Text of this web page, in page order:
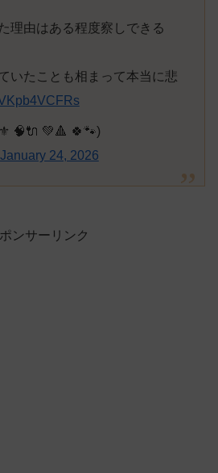
理由はある程度察しできる
いたことも相まって本当に悲
🧠🔌 💚🔺 🍀🐾)
January 24, 2026
ンサーリンク